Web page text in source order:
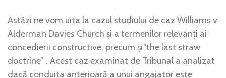
Astăzi ne vom uita la cazul studiului de caz Williams v
Alderman Davies Church și a termenilor relevanți ai
concedierii constructive, precum și“the last straw
doctrine” . Acest caz examinat de Tribunal a analizat
dacă conduita anterioară a unui angajator este